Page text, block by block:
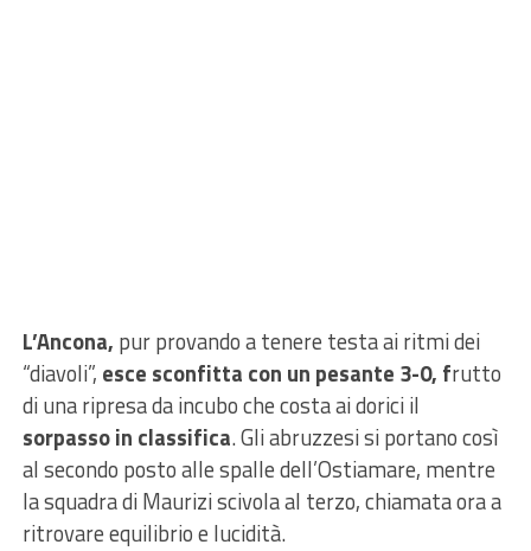
L’Ancona, pur provando a tenere testa ai ritmi dei
“diavoli”, esce sconfitta con un pesante 3-0, frutto
di una ripresa da incubo che costa ai dorici il
sorpasso in classifica. Gli abruzzesi si portano così
al secondo posto alle spalle dell’Ostiamare, mentre
la squadra di Maurizi scivola al terzo, chiamata ora a
ritrovare equilibrio e lucidità.